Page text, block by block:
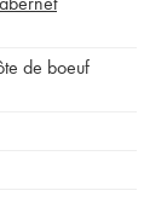
de boeuf